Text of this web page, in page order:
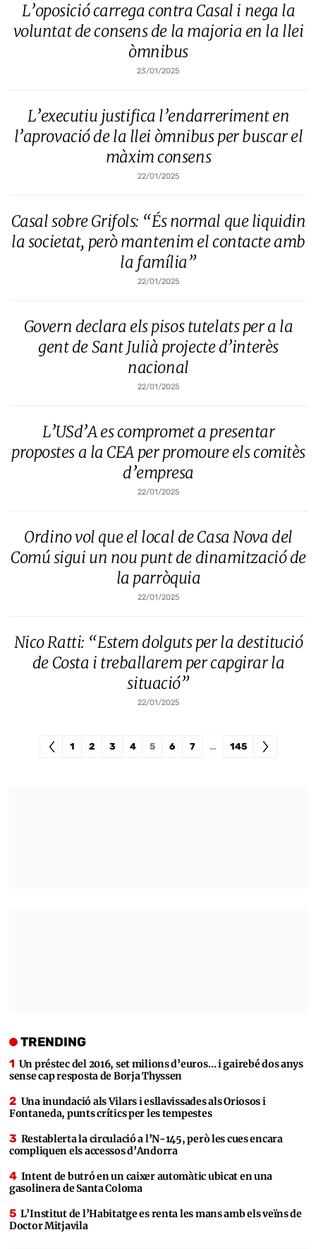
L’oposició carrega contra Casal i nega la
voluntat de consens de la majoria en la llei
òmnibus
23/01/2025
L’executiu justifica l’endarreriment en
l’aprovació de la llei òmnibus per buscar el
màxim consens
22/01/2025
Casal sobre Grifols: “És normal que liquidin
la societat, però mantenim el contacte amb
la família”
22/01/2025
Govern declara els pisos tutelats per a la
gent de Sant Julià projecte d’interès
nacional
22/01/2025
L’USd’A es compromet a presentar
propostes a la CEA per promoure els comitès
d’empresa
22/01/2025
Ordino vol que el local de Casa Nova del
Comú sigui un nou punt de dinamització de
la parròquia
22/01/2025
Nico Ratti: “Estem dolguts per la destitució
de Costa i treballarem per capgirar la
situació”
22/01/2025
1 2 3 4 5 6 7 … 145
TRENDING
Un préstec del 2016, set milions d’euros… i gairebé dos anys
sense cap resposta de Borja Thyssen
Una inundació als Vilars i esllavissades als Oriosos i
Fontaneda, punts crítics per les tempestes
Restablerta la circulació a l’N-145, però les cues encara
compliquen els accessos d’Andorra
Intent de butró en un caixer automàtic ubicat en una
gasolinera de Santa Coloma
L’Institut de l’Habitatge es renta les mans amb els veïns de
Doctor Mitjavila